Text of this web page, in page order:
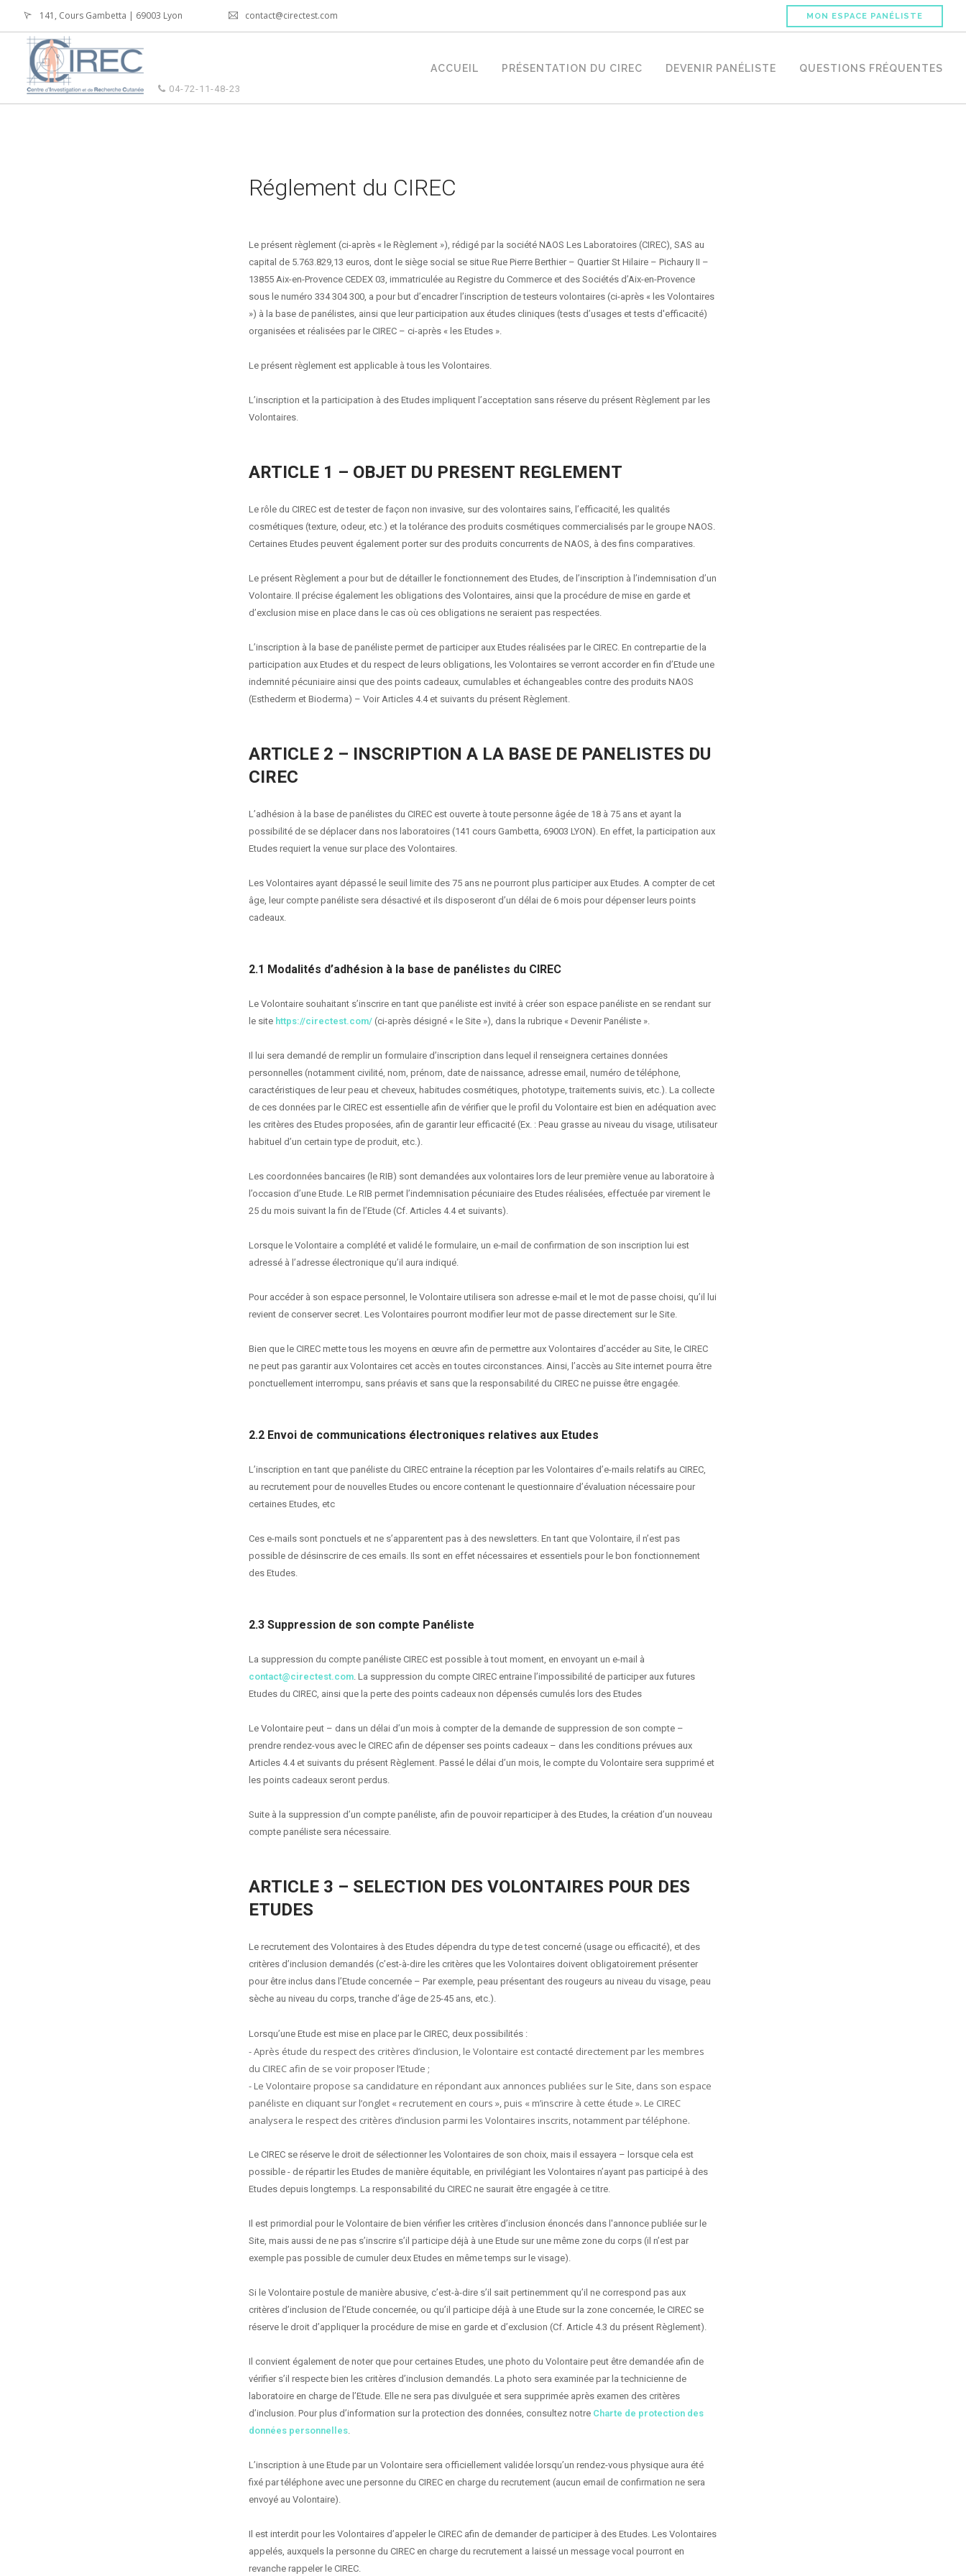
141, Cours Gambetta | 69003 Lyon contact@cirectest.com MON ESPACE PANÉLISTE
04-72-11-48-23
ACCUEIL PRÉSENTATION DU CIREC DEVENIR PANÉLISTE QUESTIONS FRÉQUENTES
Réglement du CIREC
Le présent règlement (ci-après « le Règlement »), rédigé par la société NAOS Les Laboratoires (CIREC), SAS au
capital de 5.763.829,13 euros, dont le siège social se situe Rue Pierre Berthier – Quartier St Hilaire – Pichaury II –
13855 Aix-en-Provence CEDEX 03, immatriculée au Registre du Commerce et des Sociétés d’Aix-en-Provence
sous le numéro 334 304 300, a pour but d’encadrer l’inscription de testeurs volontaires (ci-après « les Volontaires
») à la base de panélistes, ainsi que leur participation aux études cliniques (tests d’usages et tests d'efficacité)
organisées et réalisées par le CIREC – ci-après « les Etudes ».
Le présent règlement est applicable à tous les Volontaires.
L’inscription et la participation à des Etudes impliquent l’acceptation sans réserve du présent Règlement par les
Volontaires.
ARTICLE 1 – OBJET DU PRESENT REGLEMENT
Le rôle du CIREC est de tester de façon non invasive, sur des volontaires sains, l’efficacité, les qualités
cosmétiques (texture, odeur, etc.) et la tolérance des produits cosmétiques commercialisés par le groupe NAOS.
Certaines Etudes peuvent également porter sur des produits concurrents de NAOS, à des fins comparatives.
Le présent Règlement a pour but de détailler le fonctionnement des Etudes, de l’inscription à l’indemnisation d’un
Volontaire. Il précise également les obligations des Volontaires, ainsi que la procédure de mise en garde et
d’exclusion mise en place dans le cas où ces obligations ne seraient pas respectées.
L’inscription à la base de panéliste permet de participer aux Etudes réalisées par le CIREC. En contrepartie de la
participation aux Etudes et du respect de leurs obligations, les Volontaires se verront accorder en fin d’Etude une
indemnité pécuniaire ainsi que des points cadeaux, cumulables et échangeables contre des produits NAOS
(Esthederm et Bioderma) – Voir Articles 4.4 et suivants du présent Règlement.
ARTICLE 2 – INSCRIPTION A LA BASE DE PANELISTES DU
CIREC
L’adhésion à la base de panélistes du CIREC est ouverte à toute personne âgée de 18 à 75 ans et ayant la
possibilité de se déplacer dans nos laboratoires (141 cours Gambetta, 69003 LYON). En effet, la participation aux
Etudes requiert la venue sur place des Volontaires.
Les Volontaires ayant dépassé le seuil limite des 75 ans ne pourront plus participer aux Etudes. A compter de cet
âge, leur compte panéliste sera désactivé et ils disposeront d’un délai de 6 mois pour dépenser leurs points
cadeaux.
2.1 Modalités d’adhésion à la base de panélistes du CIREC
Le Volontaire souhaitant s’inscrire en tant que panéliste est invité à créer son espace panéliste en se rendant sur
le site https://cirectest.com/(ci-après désigné « le Site »), dans la rubrique « Devenir Panéliste ».
Il lui sera demandé de remplir un formulaire d’inscription dans lequel il renseignera certaines données
personnelles (notamment civilité, nom, prénom, date de naissance, adresse email, numéro de téléphone,
caractéristiques de leur peau et cheveux, habitudes cosmétiques, phototype, traitements suivis, etc.). La collecte
de ces données par le CIREC est essentielle afin de vérifier que le profil du Volontaire est bien en adéquation avec
les critères des Etudes proposées, afin de garantir leur efficacité (Ex. : Peau grasse au niveau du visage, utilisateur
habituel d’un certain type de produit, etc.).
Les coordonnées bancaires (le RIB) sont demandées aux volontaires lors de leur première venue au laboratoire à
l’occasion d’une Etude. Le RIB permet l’indemnisation pécuniaire des Etudes réalisées, effectuée par virement le
25 du mois suivant la fin de l’Etude (Cf. Articles 4.4 et suivants).
Lorsque le Volontaire a complété et validé le formulaire, un e-mail de confirmation de son inscription lui est
adressé à l’adresse électronique qu’il aura indiqué.
Pour accéder à son espace personnel, le Volontaire utilisera son adresse e-mail et le mot de passe choisi, qu’il lui
revient de conserver secret. Les Volontaires pourront modifier leur mot de passe directement sur le Site.
Bien que le CIREC mette tous les moyens en œuvre afin de permettre aux Volontaires d’accéder au Site, le CIREC
ne peut pas garantir aux Volontaires cet accès en toutes circonstances. Ainsi, l’accès au Site internet pourra être
ponctuellement interrompu, sans préavis et sans que la responsabilité du CIREC ne puisse être engagée.
2.2 Envoi de communications électroniques relatives aux Etudes
L’inscription en tant que panéliste du CIREC entraine la réception par les Volontaires d’e-mails relatifs au CIREC,
au recrutement pour de nouvelles Etudes ou encore contenant le questionnaire d’évaluation nécessaire pour
certaines Etudes, etc
Ces e-mails sont ponctuels et ne s’apparentent pas à des newsletters. En tant que Volontaire, il n’est pas
possible de désinscrire de ces emails. Ils sont en effet nécessaires et essentiels pour le bon fonctionnement
des Etudes.
2.3 Suppression de son compte Panéliste
La suppression du compte panéliste CIREC est possible à tout moment, en envoyant un e-mail à
contact@cirectest.com. La suppression du compte CIREC entraine l’impossibilité de participer aux futures
Etudes du CIREC, ainsi que la perte des points cadeaux non dépensés cumulés lors des Etudes
Le Volontaire peut – dans un délai d’un mois à compter de la demande de suppression de son compte –
prendre rendez-vous avec le CIREC afin de dépenser ses points cadeaux – dans les conditions prévues aux
Articles 4.4 et suivants du présent Règlement. Passé le délai d’un mois, le compte du Volontaire sera supprimé et
les points cadeaux seront perdus.
Suite à la suppression d’un compte panéliste, afin de pouvoir reparticiper à des Etudes, la création d’un nouveau
compte panéliste sera nécessaire.
ARTICLE 3 – SELECTION DES VOLONTAIRES POUR DES
ETUDES
Le recrutement des Volontaires à des Etudes dépendra du type de test concerné (usage ou efficacité), et des
critères d’inclusion demandés (c’est-à-dire les critères que les Volontaires doivent obligatoirement présenter
pour être inclus dans l’Etude concernée – Par exemple, peau présentant des rougeurs au niveau du visage, peau
sèche au niveau du corps, tranche d’âge de 25-45 ans, etc.).
Lorsqu’une Etude est mise en place par le CIREC, deux possibilités :
- Après étude du respect des critères d’inclusion, le Volontaire est contacté directement par les membres
du CIREC afin de se voir proposer l’Etude ;
- Le Volontaire propose sa candidature en répondant aux annonces publiées sur le Site, dans son espace
panéliste en cliquant sur l’onglet « recrutement en cours », puis « m’inscrire à cette étude ». Le CIREC
analysera le respect des critères d’inclusion parmi les Volontaires inscrits, notamment par téléphone.
Le CIREC se réserve le droit de sélectionner les Volontaires de son choix, mais il essayera – lorsque cela est
possible - de répartir les Etudes de manière équitable, en privilégiant les Volontaires n’ayant pas participé à des
Etudes depuis longtemps. La responsabilité du CIREC ne saurait être engagée à ce titre.
Il est primordial pour le Volontaire de bien vérifier les critères d’inclusion énoncés dans l'annonce publiée sur le
Site, mais aussi de ne pas s’inscrire s’il participe déjà à une Etude sur une même zone du corps (il n’est par
exemple pas possible de cumuler deux Etudes en même temps sur le visage).
Si le Volontaire postule de manière abusive, c’est-à-dire s’il sait pertinemment qu’il ne correspond pas aux
critères d’inclusion de l’Etude concernée, ou qu’il participe déjà à une Etude sur la zone concernée, le CIREC se
réserve le droit d’appliquer la procédure de mise en garde et d’exclusion (Cf. Article 4.3 du présent Règlement).
Il convient également de noter que pour certaines Etudes, une photo du Volontaire peut être demandée afin de
vérifier s’il respecte bien les critères d’inclusion demandés. La photo sera examinée par la technicienne de
laboratoire en charge de l’Etude. Elle ne sera pas divulguée et sera supprimée après examen des critères
d’inclusion. Pour plus d’information sur la protection des données, consultez notre Charte de protection des
données personnelles.
L’inscription à une Etude par un Volontaire sera officiellement validée lorsqu’un rendez-vous physique aura été
fixé par téléphone avec une personne du CIREC en charge du recrutement (aucun email de confirmation ne sera
envoyé au Volontaire).
Il est interdit pour les Volontaires d’appeler le CIREC afin de demander de participer à des Etudes. Les Volontaires
appelés, auxquels la personne du CIREC en charge du recrutement a laissé un message vocal pourront en
revanche rappeler le CIREC.